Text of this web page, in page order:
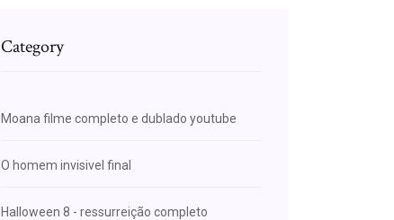
Category
Moana filme completo e dublado youtube
O homem invisivel final
Halloween 8 - ressurreição completo